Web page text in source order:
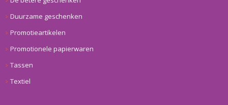
Duurzame geschenken
Promotieartikelen
Promotionele papierwaren
Tassen
Textiel